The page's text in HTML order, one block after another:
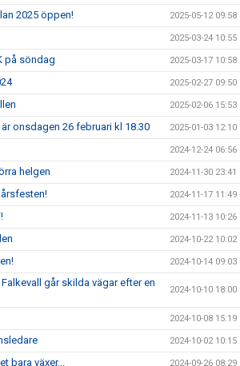
2025 öppen! 2025-05-12 09:58
2025-03-24 10:55
på söndag 2025-03-17 10:58
2025-02-27 09:50
2025-02-06 15:53
onsdagen 26 februari kl 18.30 2025-01-03 12:10
2024-12-24 06:56
helgen 2024-11-30 23:41
2024-11-17 11:49
2024-11-13 10:26
2024-10-22 10:02
2024-10-14 09:03
går skilda vägar efter en
2024-10-10 18:00
2024-10-08 15:19
2024-10-02 10:15
bara växer... 2024-09-26 08:29